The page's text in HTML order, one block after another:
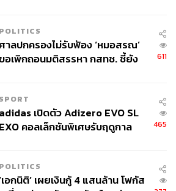
POLITICS
ศาลปกครองไม่รับฟ้อง ‘หมอสรณ’
อเพิกถอนมติสรรหา กสทช. ชี้ยัง
611
SPORT
adidas เปิดตัว Adizero EVO SL
EXO คอลเล็กชันพิเศษรับฤดูกาล
465
POLITICS
เอกนิติ’ เผยเงินกู้ 4 แสนล้าน โฟกัส